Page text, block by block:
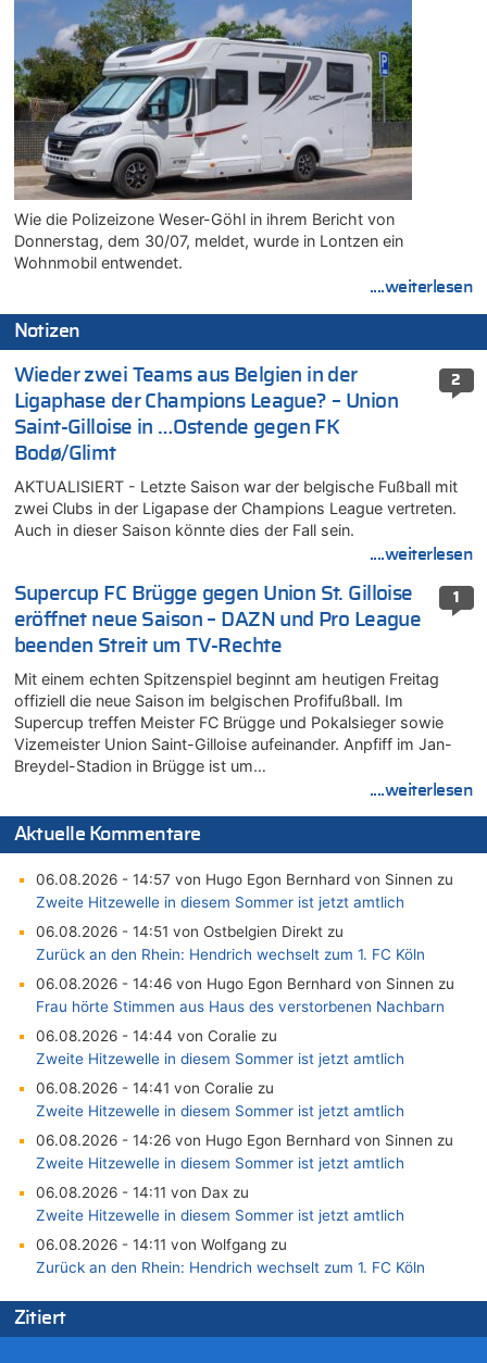
Wie die Polizeizone Weser-Göhl in ihrem Bericht von
Donnerstag, dem 30/07, meldet, wurde in Lontzen ein
Wohnmobil entwendet.
....weiterlesen
Notizen
2
Wieder zwei Teams aus Belgien in der
Ligaphase der Champions League? – Union
Saint-Gilloise in …Ostende gegen FK
Bodø/Glimt
AKTUALISIERT - Letzte Saison war der belgische Fußball mit
zwei Clubs in der Ligapase der Champions League vertreten.
Auch in dieser Saison könnte dies der Fall sein.
....weiterlesen
1
Supercup FC Brügge gegen Union St. Gilloise
eröffnet neue Saison – DAZN und Pro League
beenden Streit um TV-Rechte
Mit einem echten Spitzenspiel beginnt am heutigen Freitag
offiziell die neue Saison im belgischen Profifußball. Im
Supercup treffen Meister FC Brügge und Pokalsieger sowie
Vizemeister Union Saint-Gilloise aufeinander. Anpfiff im Jan-
Breydel-Stadion in Brügge ist um…
....weiterlesen
Aktuelle Kommentare
06.08.2026 - 14:57 von Hugo Egon Bernhard von Sinnen zu
Zweite Hitzewelle in diesem Sommer ist jetzt amtlich
06.08.2026 - 14:51 von Ostbelgien Direkt zu
Zurück an den Rhein: Hendrich wechselt zum 1. FC Köln
06.08.2026 - 14:46 von Hugo Egon Bernhard von Sinnen zu
Frau hörte Stimmen aus Haus des verstorbenen Nachbarn
06.08.2026 - 14:44 von Coralie zu
Zweite Hitzewelle in diesem Sommer ist jetzt amtlich
06.08.2026 - 14:41 von Coralie zu
Zweite Hitzewelle in diesem Sommer ist jetzt amtlich
06.08.2026 - 14:26 von Hugo Egon Bernhard von Sinnen zu
Zweite Hitzewelle in diesem Sommer ist jetzt amtlich
06.08.2026 - 14:11 von Dax zu
Zweite Hitzewelle in diesem Sommer ist jetzt amtlich
06.08.2026 - 14:11 von Wolfgang zu
Zurück an den Rhein: Hendrich wechselt zum 1. FC Köln
Wasserstand des Rheins in NRW so niedrig wie noch nie
Zitiert